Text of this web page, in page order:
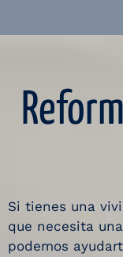
Si tienes una
que necesita
podemos